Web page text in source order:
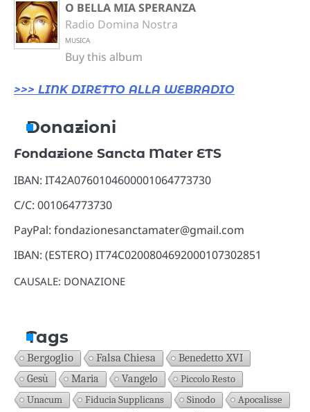
O BELLA MIA SPERANZA
Radio Domina Nostra
MUSICA
Buy this album
>>> LINK DIRETTO ALLA WEBRADIO
Donazioni
Fondazione Sancta Mater ETS
IBAN: IT42A0760104600001064773730
C/C: 001064773730
PayPal: fondazionesanctamater@gmail.com
IBAN: (ESTERO) IT74C0200804692000107302851
CAUSALE: DONAZIONE
Tags
Bergoglio Falsa Chiesa Benedetto XVI
Gesù Maria Vangelo
Piccolo Resto
Unacum
Fiducia Supplicans Sinodo
Apocalisse